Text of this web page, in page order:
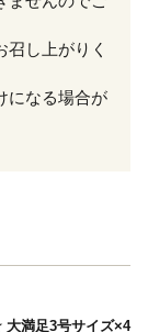
し上がりく
になる場合が
満足3号サイズ×4